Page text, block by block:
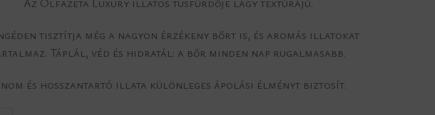
tisztítja még a nagyon érzékeny bőrt is, és aromás illatokat
Táplál, véd és hidratál: a bőr minden nap rugalmasabb.
és hosszantartó illata különleges ápolási élményt biztosít.